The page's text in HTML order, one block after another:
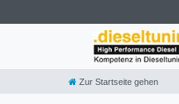
Zur Startseite gehen